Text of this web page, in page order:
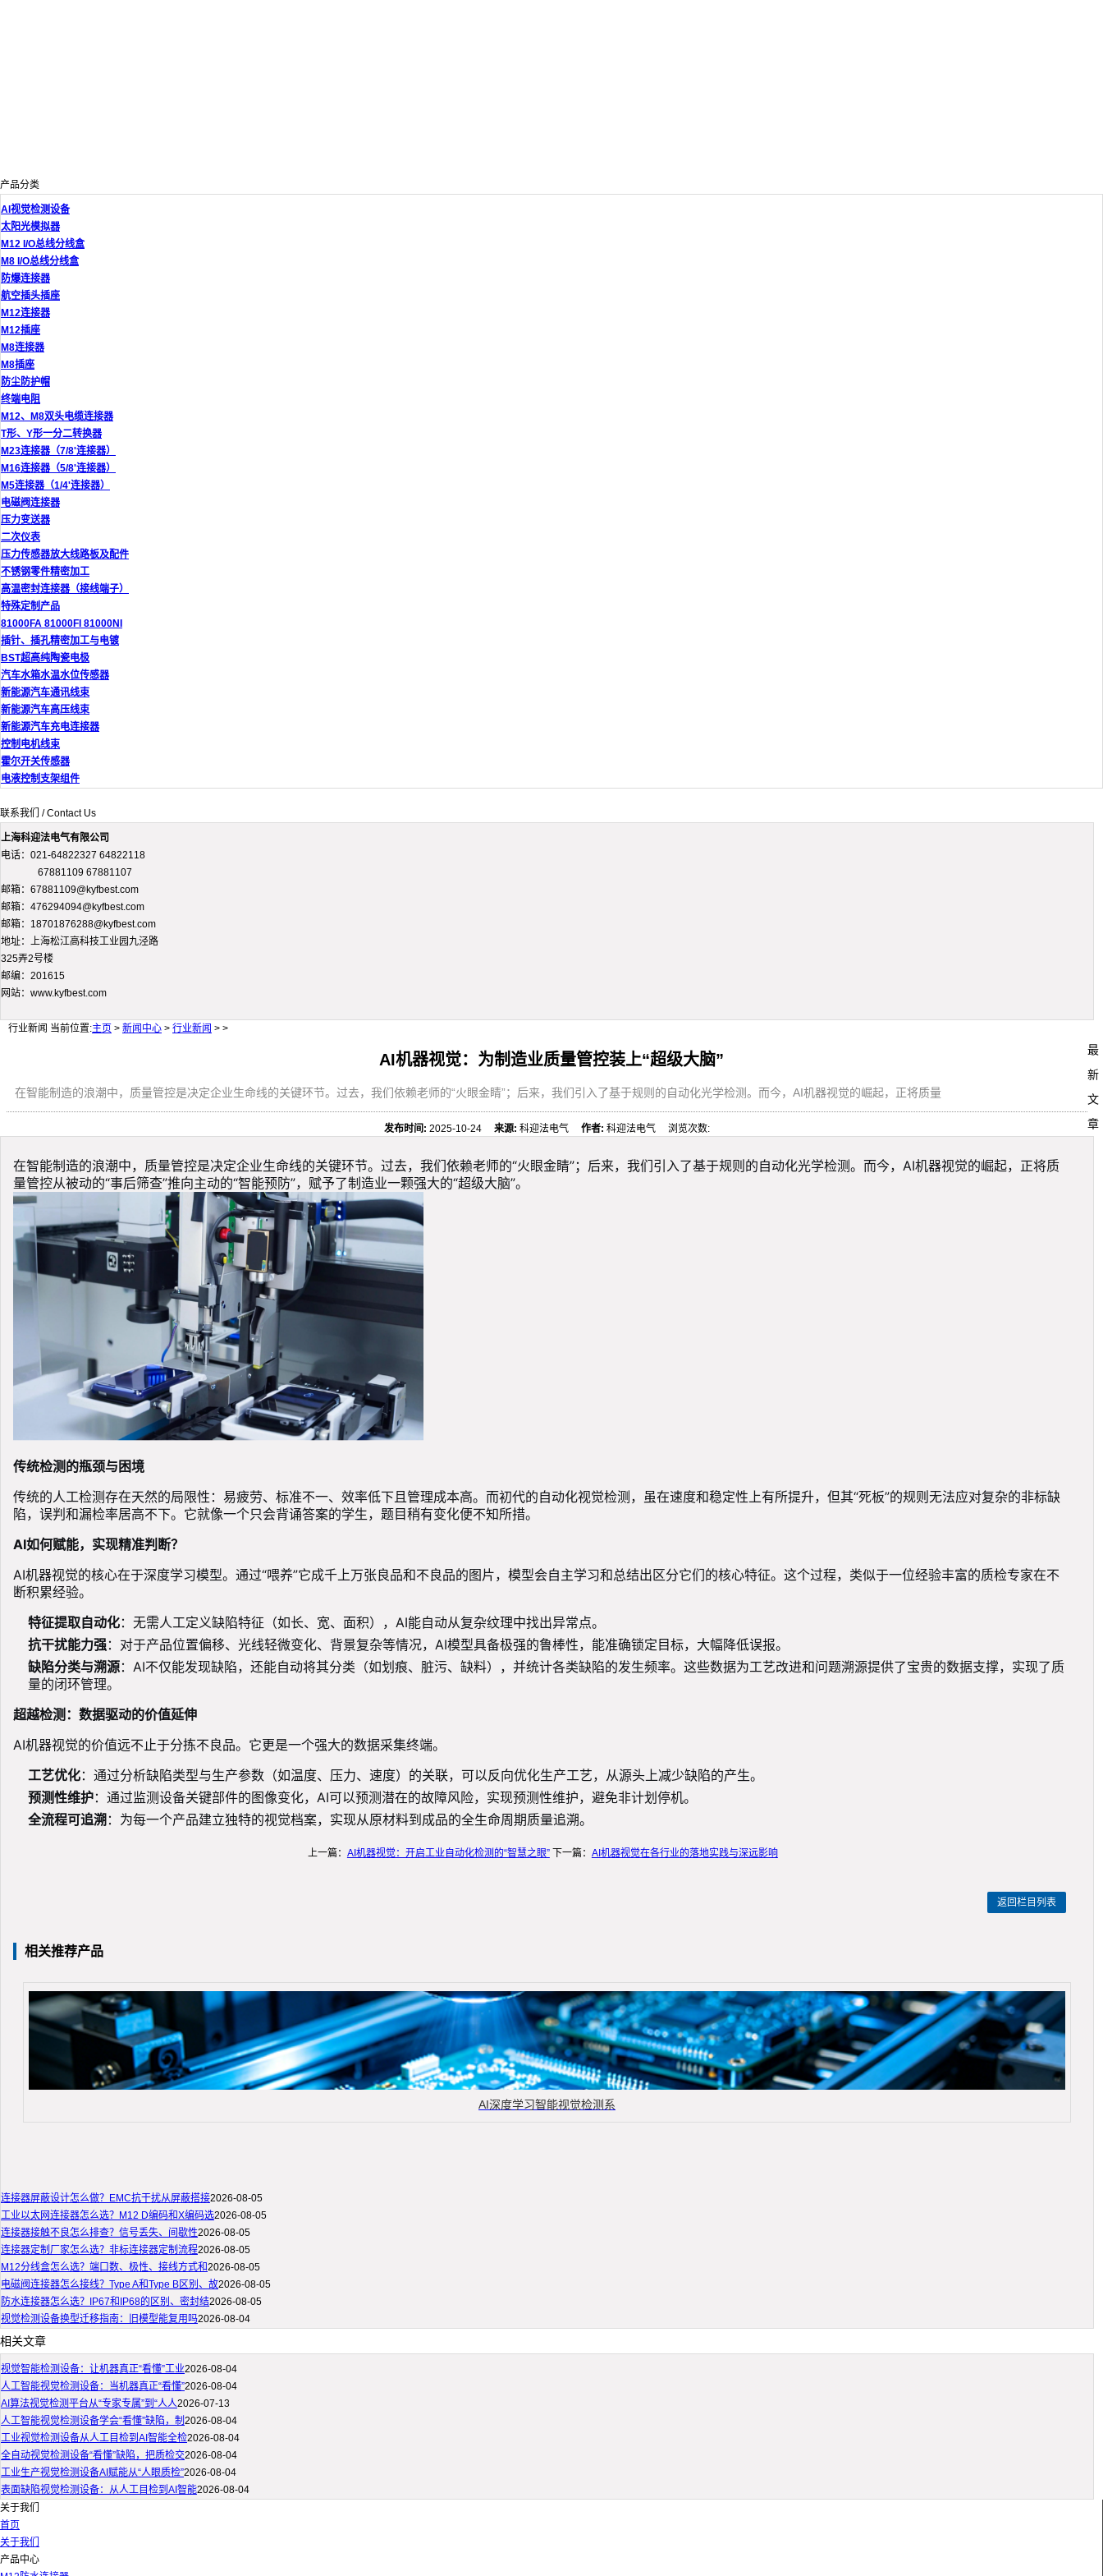
产品分类
AI视觉检测设备
太阳光模拟器
M12 I/O总线分线盒
M8 I/O总线分线盒
防爆连接器
航空插头插座
M12连接器
M12插座
M8连接器
M8插座
防尘防护帽
终端电阻
M12、M8双头电缆连接器
T形、Y形一分二转换器
M23连接器（7/8'连接器）
M16连接器（5/8'连接器）
M5连接器（1/4'连接器）
电磁阀连接器
压力变送器
二次仪表
压力传感器放大线路板及配件
不锈钢零件精密加工
高温密封连接器（接线端子）
特殊定制产品
81000FA 81000FI 81000NI
插针、插孔精密加工与电镀
BST超高纯陶瓷电极
汽车水箱水温水位传感器
新能源汽车通讯线束
新能源汽车高压线束
新能源汽车充电连接器
控制电机线束
霍尔开关传感器
电液控制支架组件
联系我们 / Contact Us
上海科迎法电气有限公司
电话：021-64822327 64822118
67881109 67881107
邮箱：67881109@kyfbest.com
邮箱：476294094@kyfbest.com
邮箱：18701876288@kyfbest.com
地址：上海松江高科技工业园九泾路
325弄2号楼
邮编：201615
网站：www.kyfbest.com
行业新闻 当前位置:主页 > 新闻中心 > 行业新闻 > >
AI机器视觉：为制造业质量管控装上“超级大脑”
在智能制造的浪潮中，质量管控是决定企业生命线的关键环节。过去，我们依赖老师的“火眼金睛”；后来，我们引入了基于规则的自动化光学检测。而今，AI机器视觉的崛起，正将质量
发布时间: 2025-10-24来源: 科迎法电气作者: 科迎法电气 浏览次数:
在智能制造的浪潮中，质量管控是决定企业生命线的关键环节。过去，我们依赖老师的“火眼金睛”；后来，我们引入了基于规则的自动化光学检测。而今，AI机器视觉的崛起，正将质
量管控从被动的“事后筛查”推向主动的“智能预防”，赋予了制造业一颗强大的“超级大脑”。
传统检测的瓶颈与困境
传统的人工检测存在天然的局限性：易疲劳、标准不一、效率低下且管理成本高。而初代的自动化视觉检测，虽在速度和稳定性上有所提升，但其“死板”的规则无法应对复杂的非标缺
陷，误判和漏检率居高不下。它就像一个只会背诵答案的学生，题目稍有变化便不知所措。
AI如何赋能，实现精准判断？
AI机器视觉的核心在于深度学习模型。通过“喂养”它成千上万张良品和不良品的图片，模型会自主学习和总结出区分它们的核心特征。这个过程，类似于一位经验丰富的质检专家在不
断积累经验。
特征提取自动化：无需人工定义缺陷特征（如长、宽、面积），AI能自动从复杂纹理中找出异常点。
抗干扰能力强：对于产品位置偏移、光线轻微变化、背景复杂等情况，AI模型具备极强的鲁棒性，能准确锁定目标，大幅降低误报。
缺陷分类与溯源：AI不仅能发现缺陷，还能自动将其分类（如划痕、脏污、缺料），并统计各类缺陷的发生频率。这些数据为工艺改进和问题溯源提供了宝贵的数据支撑，实现了质
量的闭环管理。
超越检测：数据驱动的价值延伸
AI机器视觉的价值远不止于分拣不良品。它更是一个强大的数据采集终端。
工艺优化：通过分析缺陷类型与生产参数（如温度、压力、速度）的关联，可以反向优化生产工艺，从源头上减少缺陷的产生。
预测性维护：通过监测设备关键部件的图像变化，AI可以预测潜在的故障风险，实现预测性维护，避免非计划停机。
全流程可追溯 ：为每一个产品建立独特的视觉档案，实现从原材料到成品的全生命周期质量追溯。
上一篇： AI机器视觉：开启工业自动化检测的“智慧之眼”下一篇： AI机器视觉在各行业的落地实践与深远影响
返回栏目列表
相关推荐产品
AI深度学习智能视觉检测系
最
新
文
章
连接器屏蔽设计怎么做？EMC抗干扰从屏蔽搭接2026-08-05
工业以太网连接器怎么选？M12 D编码和X编码选2026-08-05
连接器接触不良怎么排查？信号丢失、间歇性2026-08-05
连接器定制厂家怎么选？非标连接器定制流程2026-08-05
M12分线盒怎么选？端口数、极性、接线方式和2026-08-05
电磁阀连接器怎么接线？Type A和Type B区别、故2026-08-05
防水连接器怎么选？IP67和IP68的区别、密封结2026-08-05
视觉检测设备换型迁移指南：旧模型能复用吗2026-08-04
相关文章
视觉智能检测设备：让机器真正“看懂”工业2026-08-04
人工智能视觉检测设备：当机器真正“看懂”2026-08-04
AI算法视觉检测平台从“专家专属”到“人人2026-07-13
人工智能视觉检测设备学会“看懂”缺陷，制 2026-08-04
工业视觉检测设备从人工目检到AI智能全检2026-08-04
全自动视觉检测设备“看懂”缺陷，把质检交2026-08-04
工业生产视觉检测设备AI赋能从“人眼质检”2026-08-04
表面缺陷视觉检测设备：从人工目检到AI智能2026-08-04
关于我们
首页
关于我们
产品中心